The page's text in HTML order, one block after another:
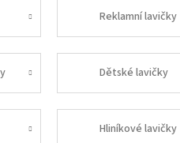
Reklamní lavičky
Dětské lavičky
Hliníkové lavičky